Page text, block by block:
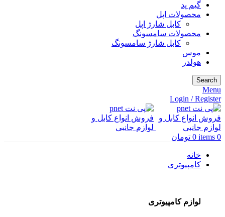
گیم پد
محصولات اپل
کابل شارژ اپل
محصولات سامسونگ
کابل شارژ سامسونگ
موس
هولدر
Search
Menu
Login / Register
0
items
0 تومان
خانه
کامپیوتری
لوازم کامپیوتری